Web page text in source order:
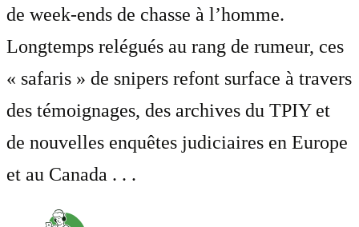
de week-ends de chasse à l’homme.
Longtemps relégués au rang de rumeur, ces
« safaris » de snipers refont surface à travers
des témoignages, des archives du TPIY et
de nouvelles enquêtes judiciaires en Europe
et au Canada . . .